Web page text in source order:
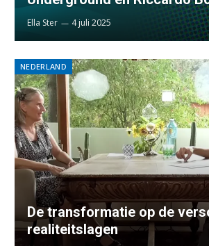
Ella Ster 4 juli 2025
NEDERLAND
De transformatie op de
realiteitslagen